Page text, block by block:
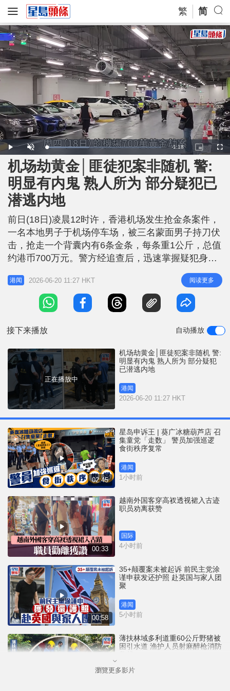
繁 简
P
l
a
y
U
n
m
u
t
e
L
o
d
e
3
6
R
e
n
n
-1:18
P
i
c
t
u
e
-
i
c
t
r
e
F
u
机场劫黄金│匪徒犯案非随机 警:
明显有内鬼 熟人所为 部分疑犯已
潜逃内地
前日(18日)凌晨12时许，香港机场发生抢金条案件，
一名本地男子于机场停车场，被三名蒙面男子持刀伏
击，抢走一个背囊内有6条金条，每条重1公斤，总值
约港币700万元。警方经追查后，迅速掌握疑犯身
份，两日来拘捕7男女，涉「串谋行劫」、「行使虚
假文书」、「协助罪犯」等罪。警方相信案件并非随
机行劫案，而是有预谋，明显有内鬼通风报信，熟人
所为，部分疑犯已潜逃内地，正寻求内地执法机构提
港闻 2026-06-20 11:27 HKT 阅读更多
接下来播放 自动播放
正在播放中
机场劫黄金│匪徒犯案非随机 警:
明显有内鬼 熟人所为 部分疑犯
已潜逃内地
港闻
2026-06-20 11:27 HKT
02:45
星岛申诉王 | 葵广冰糖葫芦店 召
集童党「走数」 警员加强巡逻
食街秩序复常
港闻
1小时前
00:33
越南外国客穿高衩透视裙入古迹
职员劝离获赞
国际
4小时前
00:58
35+颠覆案未被起诉 前民主党涂
谨申获发还护照 赴英国与家人团
聚
港闻
5小时前
薄扶林域多利道重60公斤野猪被
困引水道 渔护人员射麻醉枪消防
港闻
瀏覽更多影片